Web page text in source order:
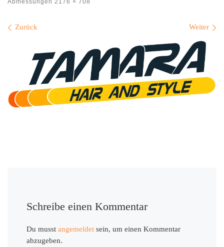
Abmessungen 2176 × 708
Bilder Navigation
Zurück Weiter
Schreibe einen Kommentar
Du musst angemeldetsein, um einen Kommentar
abzugeben.